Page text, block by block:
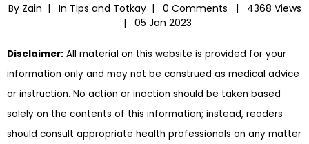
By Zain | In Tips and Totkay| 0 Comments |
4368 Views
|
05 Jan 2023
Disclaimer: All material on this website is provided for your
information only and may not be construed as medical advice
or instruction. No action or inaction should be taken based
solely on the contents of this information; instead, readers
should consult appropriate health professionals on any matter